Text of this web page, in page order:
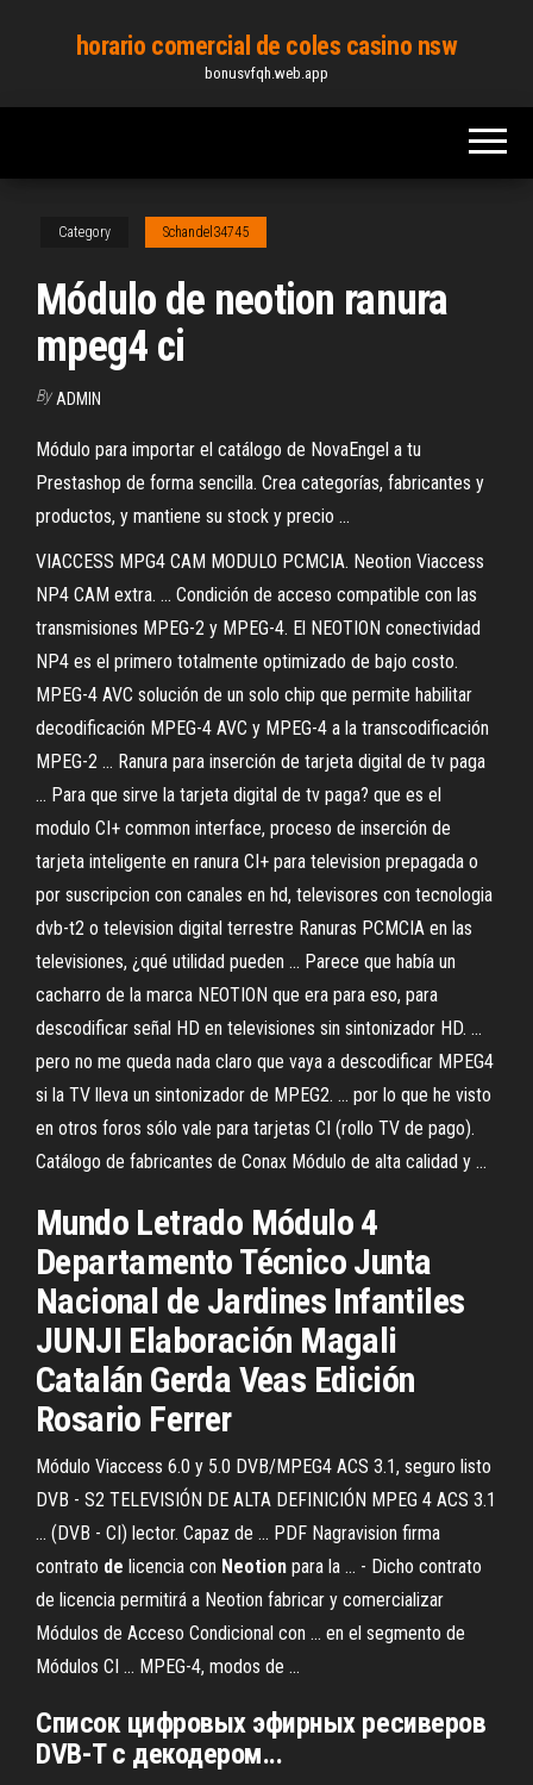
content
horario comercial de coles casino nsw
bonusvfqh.web.app
Category Schandel34745
Módulo de neotion ranura
mpeg4 ci
By ADMIN
Módulo para importar el catálogo de NovaEngel a tu
Prestashop de forma sencilla. Crea categorías, fabricantes y
productos, y mantiene su stock y precio ...
VIACCESS MPG4 CAM MODULO PCMCIA. Neotion Viaccess
NP4 CAM extra. ... Condición de acceso compatible con las
transmisiones MPEG-2 y MPEG-4. El NEOTION conectividad
NP4 es el primero totalmente optimizado de bajo costo.
MPEG-4 AVC solución de un solo chip que permite habilitar
decodificación MPEG-4 AVC y MPEG-4 a la transcodificación
MPEG-2 ... Ranura para inserción de tarjeta digital de tv paga
... Para que sirve la tarjeta digital de tv paga? que es el
modulo CI+ common interface, proceso de inserción de
tarjeta inteligente en ranura CI+ para television prepagada o
por suscripcion con canales en hd, televisores con tecnologia
dvb-t2 o television digital terrestre Ranuras PCMCIA en las
televisiones, ¿qué utilidad pueden ... Parece que había un
cacharro de la marca NEOTION que era para eso, para
descodificar señal HD en televisiones sin sintonizador HD. ...
pero no me queda nada claro que vaya a descodificar MPEG4
si la TV lleva un sintonizador de MPEG2. ... por lo que he visto
en otros foros sólo vale para tarjetas CI (rollo TV de pago).
Catálogo de fabricantes de Conax Módulo de alta calidad y ...
Mundo Letrado Módulo 4
Departamento Técnico Junta
Nacional de Jardines Infantiles
JUNJI Elaboración Magali
Catalán Gerda Veas Edición
Rosario Ferrer
Módulo Viaccess 6.0 y 5.0 DVB/MPEG4 ACS 3.1, seguro listo
DVB - S2 TELEVISIÓN DE ALTA DEFINICIÓN MPEG 4 ACS 3.1
... (DVB - CI) lector. Capaz de ... PDF Nagravision firma
contrato de licencia con Neotion para la ... - Dicho contrato
de licencia permitirá a Neotion fabricar y comercializar
Módulos de Acceso Condicional con ... en el segmento de
Módulos CI ... MPEG-4, modos de ...
Список цифровых эфирных ресиверов
DVB-T с декодером...